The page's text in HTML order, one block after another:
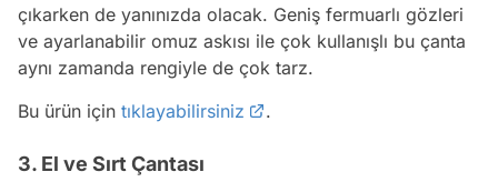
çıkarken de yanınızda olacak. Geniş fermuarlı gözleri
ve ayarlanabilir omuz askısı ile çok kullanışlı bu çanta
aynı zamanda rengiyle de çok tarz.
Bu ürün için tıklayabilirsiniz .
3. El ve Sırt Çantası